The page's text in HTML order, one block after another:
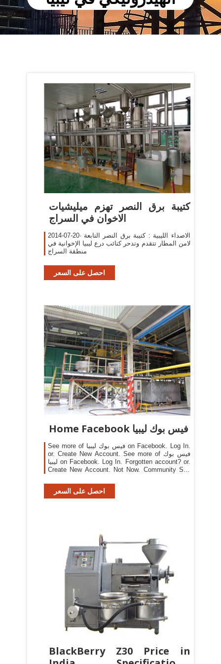
‫كتيبة برق النصر تهزم ميليشيات
الاخوان في السراج
2014-07-20· الاصداء الليبية : كتيبة برق النصر التابعة
لامن المطار تتقدم وتدحر كتائب درع ليبيا الإخوانية في
منطقة السراج
احصل على السعر
See more of ‎فيس بوك ليبيا‎ on Facebook. Log In.
or. Create New Account. See more of ‎فيس بوك
ليبيا‎ on Facebook. Log In. Forgotten account? or.
Create New Account. Not Now. Community See
follow this . About See all +218 94-4492444.
Home. Impressum. Page transparency See More.
احصل على السعر
BlackBerry Z30 Price in